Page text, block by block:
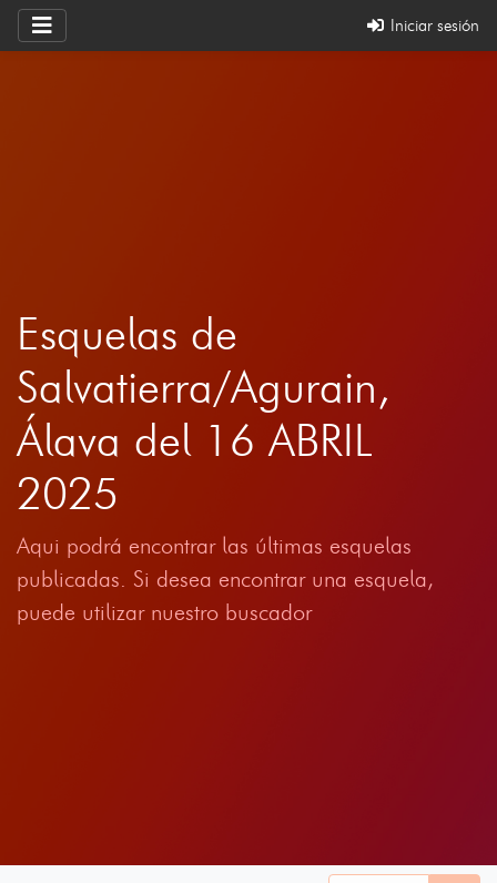
Iniciar sesión
Esquelas de
Salvatierra/Agurain,
Álava del 16 ABRIL
2025
Aqui podrá encontrar las últimas esquelas
publicadas. Si desea encontrar una esquela,
puede utilizar nuestro buscador